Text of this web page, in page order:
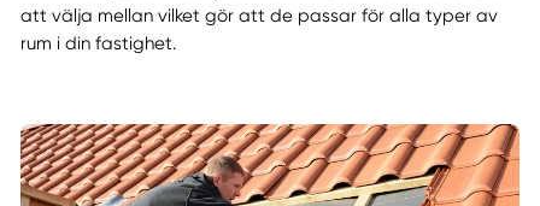
att välja mellan vilket gör att de passar för alla typer av
rum i din fastighet.